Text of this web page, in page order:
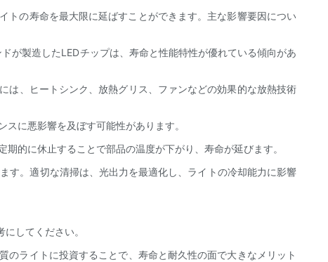
トの寿命を最大限に延ばすことができます。主な影響要因につい
が製造したLEDチップは、寿命と性能特性が優れている傾向があ
は、ヒートシンク、放熱グリス、ファンなどの効果的な放熱技術
に悪影響を及ぼす可能性があります。
的に休止することで部品の温度が下がり、寿命が延びます。
す。適切な清掃は、光出力を最適化し、ライトの冷却能力に影響
してください。
のライトに投資することで、寿命と耐久性の面で大きなメリット